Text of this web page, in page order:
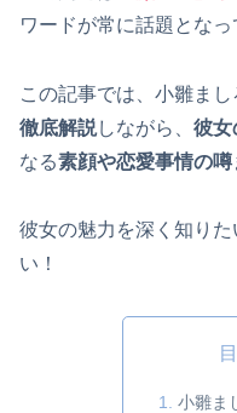
ワードが常に話題となっ
この記事では、小雛ま
徹底解説しながら、 彼女
なる素顔や恋愛事情の噂
彼女の魅力を深く知り
い！
小雛ま